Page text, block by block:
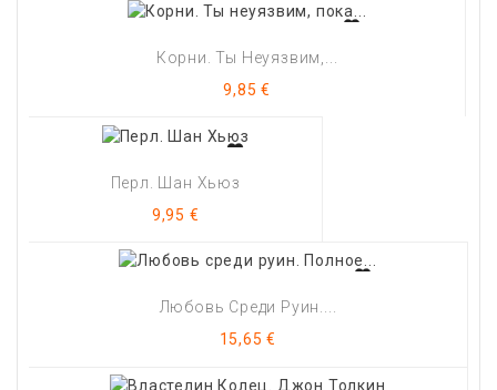
Корни. Ты Неуязвим,...
Цена
9,85 €
Перл. Шан Хьюз
Цена
9,95 €
Любовь Среди Руин....
Цена
15,65 €